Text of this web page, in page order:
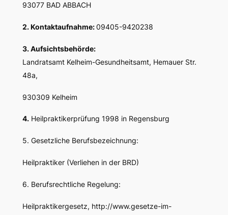
93077 BAD ABBACH
2. Kontaktaufnahme:09405-9420238
3. Aufsichtsbehörde:
Landratsamt Kelheim-Gesundheitsamt, Hemauer Str.
48a,
930309 Kelheim
4.Heilpraktikerprüfung 1998 in Regensburg
5. Gesetzliche Berufsbezeichnung:
Heilpraktiker (Verliehen in der BRD)
6. Berufsrechtliche Regelung:
Heilpraktikergesetz, http://www.gesetze-im-